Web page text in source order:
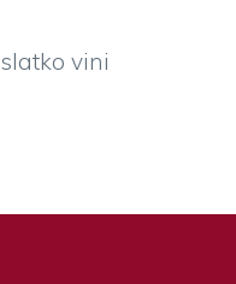
slatko vini